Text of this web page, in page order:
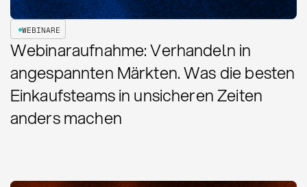
WEBINARE
Webinaraufnahme: Verhandeln in
angespannten Märkten. Was die besten
Einkaufsteams in unsicheren Zeiten
anders machen